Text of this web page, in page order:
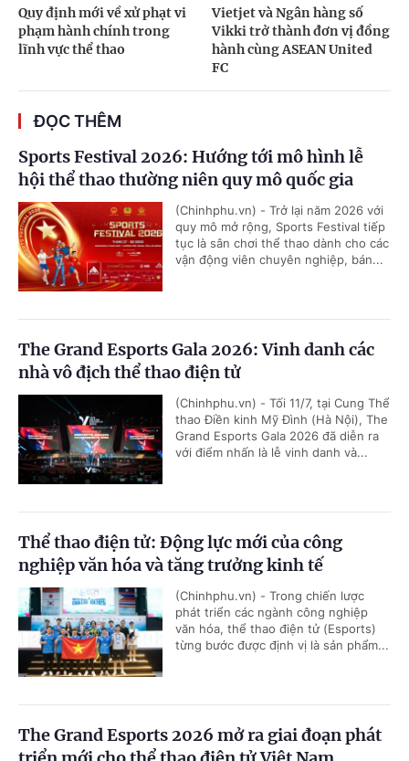
Quy định mới về xử phạt vi
phạm hành chính trong
lĩnh vực thể thao
Vietjet và Ngân hàng số
Vikki trở thành đơn vị đồng
hành cùng ASEAN United
FC
ĐỌC THÊM
Sports Festival 2026: Hướng tới mô hình lễ
hội thể thao thường niên quy mô quốc gia
(Chinhphu.vn) - Trở lại năm 2026 với
quy mô mở rộng, Sports Festival tiếp
tục là sân chơi thể thao dành cho các
vận động viên chuyên nghiệp, bán...
The Grand Esports Gala 2026: Vinh danh các
nhà vô địch thể thao điện tử
(Chinhphu.vn) - Tối 11/7, tại Cung Thể
thao Điền kinh Mỹ Đình (Hà Nội), The
Grand Esports Gala 2026 đã diễn ra
với điểm nhấn là lễ vinh danh và...
Thể thao điện tử: Động lực mới của công
nghiệp văn hóa và tăng trưởng kinh tế
(Chinhphu.vn) - Trong chiến lược
phát triển các ngành công nghiệp
văn hóa, thể thao điện tử (Esports)
từng bước được định vị là sản phẩm...
The Grand Esports 2026 mở ra giai đoạn phát